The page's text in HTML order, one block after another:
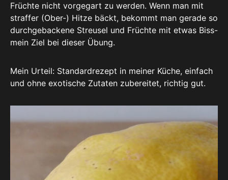
Früchte nicht vorgegart zu werden. Wenn man mit
straffer (Ober-) Hitze bäckt, bekommt man gerade so
durchgebackene Streusel und Früchte mit etwas Biss-
mein Ziel bei dieser Übung.
Mein Urteil: Standardrezept in meiner Küche, einfach
und ohne exotische Zutaten zubereitet, richtig gut.